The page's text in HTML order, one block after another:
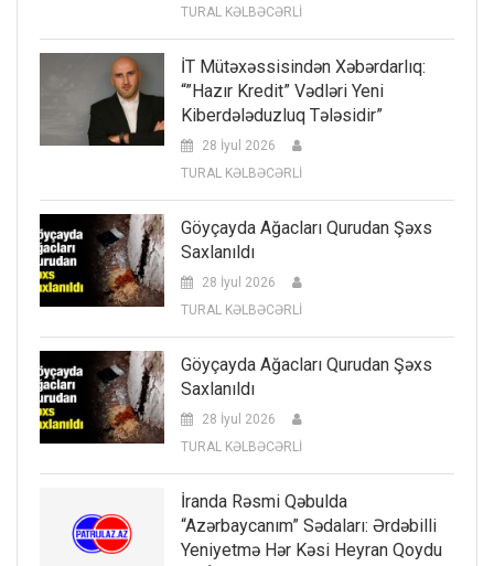
TURAL KƏLBƏCƏRLİ
İT Mütəxəssisindən Xəbərdarlıq:
“”Hazır Kredit” Vədləri Yeni
Kiberdələduzluq Tələsidir”
28 İyul 2026
TURAL KƏLBƏCƏRLİ
Göyçayda Ağacları Qurudan Şəxs
Saxlanıldı
28 İyul 2026
TURAL KƏLBƏCƏRLİ
Göyçayda Ağacları Qurudan Şəxs
Saxlanıldı
28 İyul 2026
TURAL KƏLBƏCƏRLİ
İranda Rəsmi Qəbulda
“Azərbaycanım” Sədaları: Ərdəbilli
Yeniyetmə Hər Kəsi Heyran Qoydu